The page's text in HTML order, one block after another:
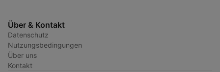
Über & Kontakt
Datenschutz
Nutzungsbedingungen
Über uns
Kontakt